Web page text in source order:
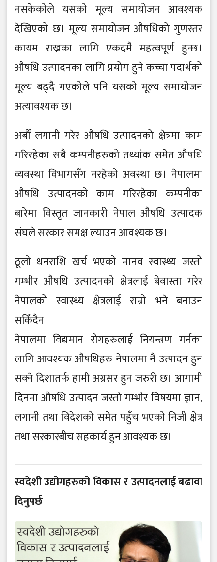
नसकेकोले यसको मूल्य समायोजन आवश्यक
देखिएको छ। मूल्य समायोजन औषधिको गुणस्तर
कायम राख्नका लागि एकदमै महत्वपूर्ण हुन्छ।
औषधि उत्पादनका लागि प्रयोग हुने कच्चा पदार्थको
मूल्य बढ्दै गएकोले पनि यसको मूल्य समायोजन
अत्यावश्यक छ।
अर्बौं लगानी गरेर औषधि उत्पादनको क्षेत्रमा काम
गरिरहेका सबै कम्पनीहरुको तथ्यांक समेत औषधि
व्यवस्था विभागसँग नरहेको अवस्था छ। नेपालमा
औषधि उत्पादनको काम गरिरहेका कम्पनीका
बारेमा विस्तृत जानकारी नेपाल औषधि उत्पादक
संघले सरकार समक्ष ल्याउन आवश्यक छ।
ठूलो धनराशि खर्च भएको मानव स्वास्थ्य जस्तो
गम्भीर औषधि उत्पादनको क्षेत्रलाई बेवास्ता गरेर
नेपालको स्वास्थ्य क्षेत्रलाई राम्रो भने बनाउन
सकिँदैन।
नेपालमा विद्यमान रोगहरुलाई नियन्त्रण गर्नका
लागि आवश्यक औषधिहरु नेपालमा नै उत्पादन हुन
सक्ने दिशातर्फ हामी अग्रसर हुन जरुरी छ। आगामी
दिनमा औषधि उत्पादन जस्तो गम्भीर विषयमा ज्ञान,
लगानी तथा विदेशको समेत पहुँच भएको निजी क्षेत्र
तथा सरकारबीच सहकार्य हुन आवश्यक छ।
स्वदेशी उद्योगहरुको विकास र उत्पादनलाई बढावा
दिनुपर्छ